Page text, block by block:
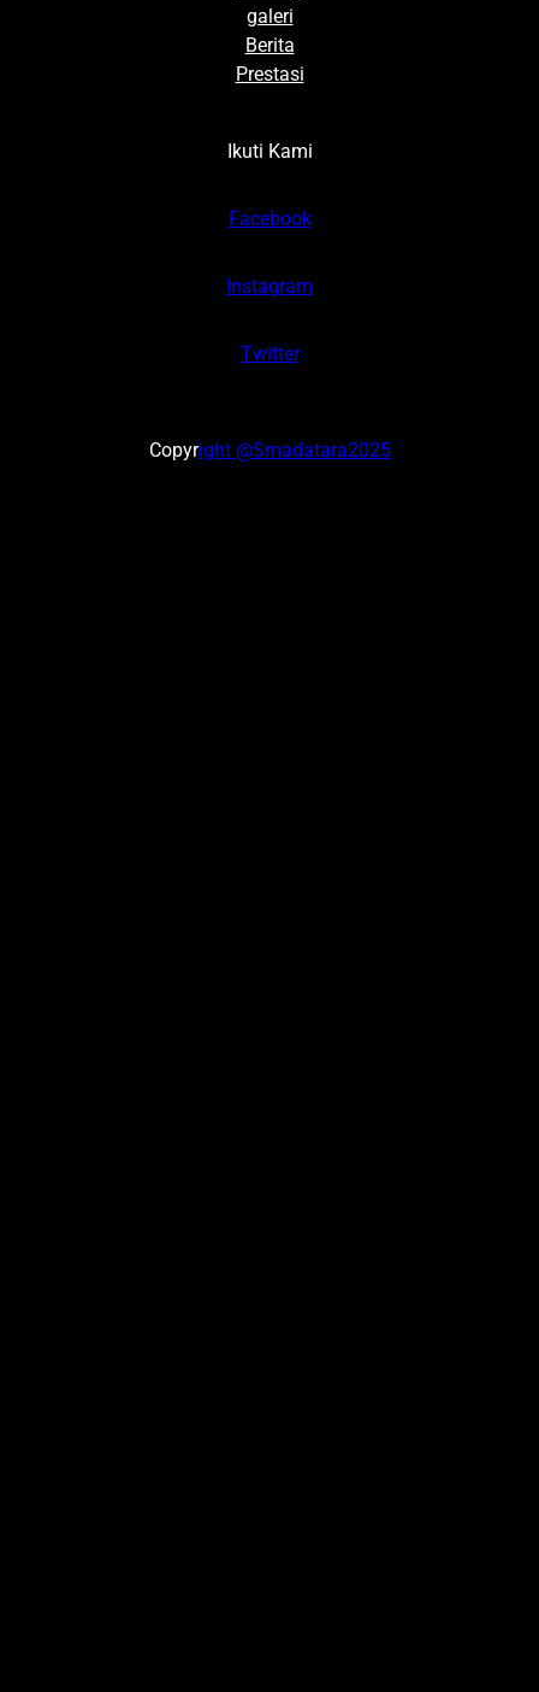
galeri
Berita
Prestasi
Ikuti Kami
Facebook
Instagram
Twitter
Copyright @Smadatara2025